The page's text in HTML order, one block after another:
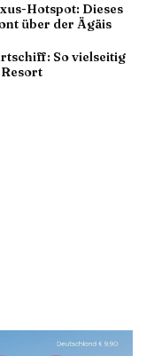
Hotspot: Dieses
über der Ägäis
So vielseitig